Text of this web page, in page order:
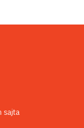
sajta